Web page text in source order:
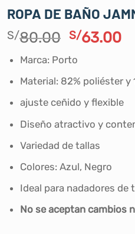
ROPA DE BAÑO
S/80.00 El
original
era:
S/80.00.
S/63.00El
Marca: Porto
Material: 82% poliéster y
ajuste ceñido y flexible
Diseño atractivo y
Variedad de tallas
Colores: Azul, Negro
Ideal para nadadores de
No se aceptan cambios